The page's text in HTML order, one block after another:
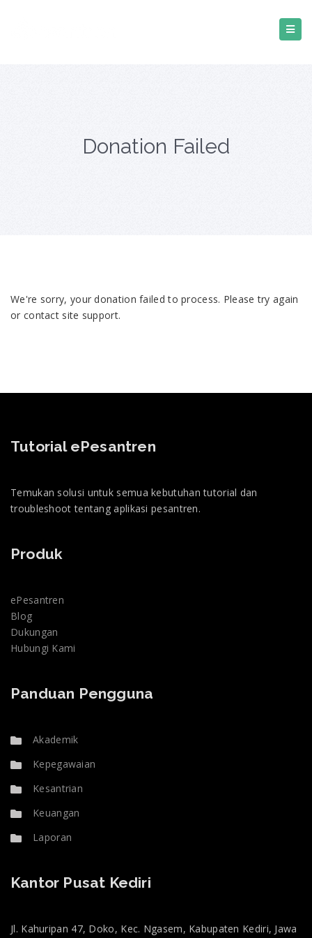
Donation Failed
We're sorry, your donation failed to process. Please try again
or contact site support.
Tutorial ePesantren
Temukan solusi untuk semua kebutuhan tutorial dan
troubleshoot tentang aplikasi pesantren.
Produk
ePesantren
Blog
Dukungan
Hubungi Kami
Panduan Pengguna
Akademik
Kepegawaian
Kesantrian
Keuangan
Laporan
Kantor Pusat Kediri
Jl. Kahuripan 47, Doko, Kec. Ngasem, Kabupaten Kediri, Jawa